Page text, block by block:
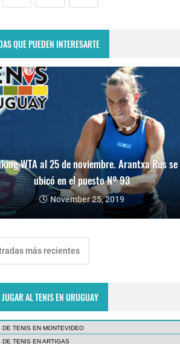
QUE PUEDEN INTERESARTE
WTA al 25 de noviembre. Arantxa Rus se
ubicó en el puesto Nº 93
November 25, 2019
más recientes
AL TENIS EN URUGUAY
DE TENIS EN MONTEVIDEO
DE TENIS EN ARTIGAS